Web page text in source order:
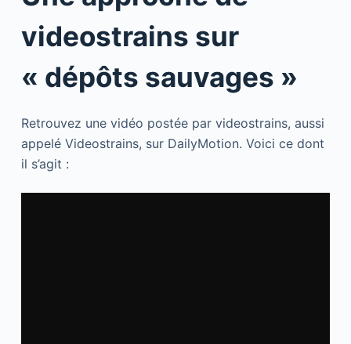
videostrains sur
« dépôts sauvages »
Retrouvez une vidéo postée par videostrains, aussi
appelé Videostrains, sur DailyMotion. Voici ce dont
il s’agit :